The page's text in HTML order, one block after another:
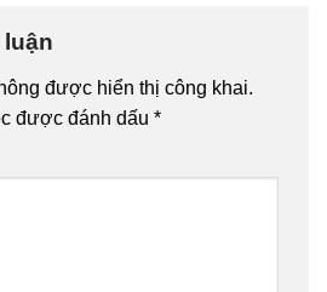
được hiển thị công khai.
được đánh dấu *